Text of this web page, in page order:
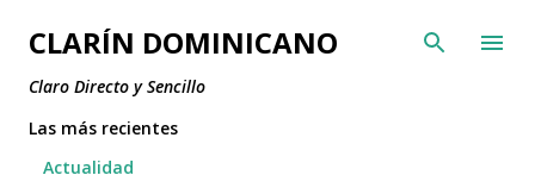
Ir al contenido principal
CLARÍN DOMINICANO
Claro Directo y Sencillo
Las más recientes
Actualidad